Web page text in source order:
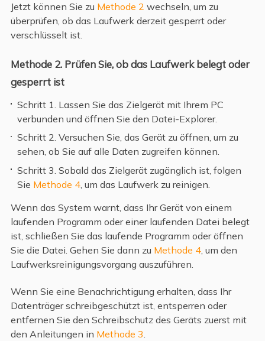
Jetzt können Sie zu Methode 2 wechseln, um zu
überprüfen, ob das Laufwerk derzeit gesperrt oder
verschlüsselt ist.
Methode 2. Prüfen Sie, ob das Laufwerk belegt oder
gesperrt ist
Schritt 1. Lassen Sie das Zielgerät mit Ihrem PC
verbunden und öffnen Sie den Datei-Explorer.
Schritt 2. Versuchen Sie, das Gerät zu öffnen, um zu
sehen, ob Sie auf alle Daten zugreifen können.
Schritt 3. Sobald das Zielgerät zugänglich ist, folgen
Sie Methode 4 , um das Laufwerk zu reinigen.
Wenn das System warnt, dass Ihr Gerät von einem
laufenden Programm oder einer laufenden Datei belegt
ist, schließen Sie das laufende Programm oder öffnen
Sie die Datei. Gehen Sie dann zu Methode 4, um den
Laufwerksreinigungsvorgang auszuführen.
Wenn Sie eine Benachrichtigung erhalten, dass Ihr
Datenträger schreibgeschützt ist, entsperren oder
entfernen Sie den Schreibschutz des Geräts zuerst mit
den Anleitungen in Methode 3.